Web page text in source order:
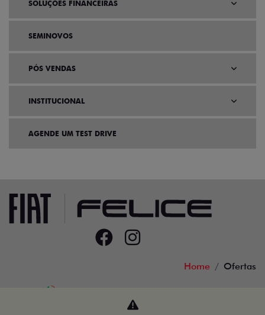
SOLUÇÕES FINANCEIRAS
SEMINOVOS
PÓS VENDAS
INSTITUCIONAL
AGENDE UM TEST DRIVE
Home Ofertas
Desacelere. Seu bem maior é a vida.